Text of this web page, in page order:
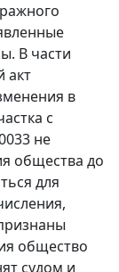
В части
акт
в
с
не
общества до
для
общество
судом и